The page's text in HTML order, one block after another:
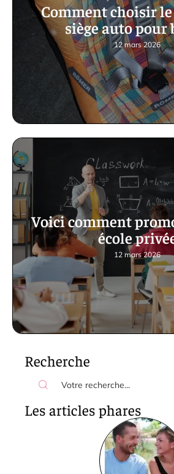
Comment choisir
siège auto pour
12 mars 2026
Voici comment
école
12 mars 2026
Recherche
Les articles phares